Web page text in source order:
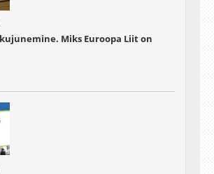
Miks Euroopa Liit on